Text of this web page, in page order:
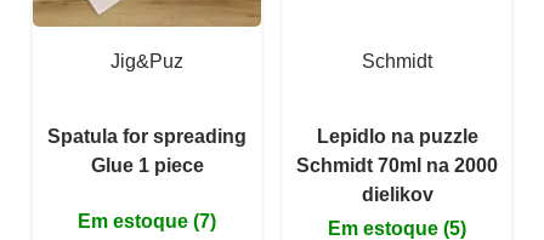
Jig&Puz
Spatula for spreading
Glue 1 piece
Em estoque (7)
Schmidt
Lepidlo na puzzle
Schmidt 70ml na 2000
dielikov
Em estoque (5)